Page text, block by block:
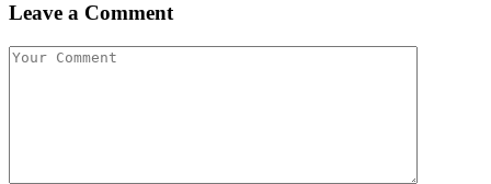
Leave a Comment